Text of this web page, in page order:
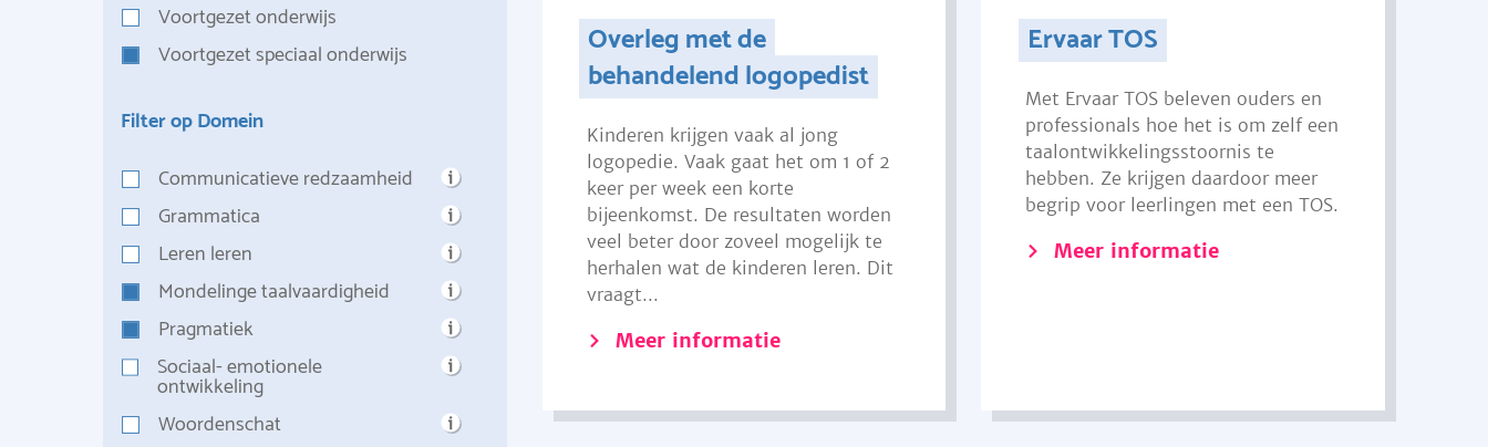
Voortgezet onderwijs
Voortgezet speciaal onderwijs
Filter op Domein
Communicatieve redzaamheid
Grammatica
Leren leren
Mondelinge taalvaardigheid
Pragmatiek
Sociaal- emotionele
ontwikkeling
Woordenschat
Overleg met de
behandelend logopedist
Kinderen krijgen vaak al jong
logopedie. Vaak gaat het om 1 of 2
keer per week een korte
bijeenkomst. De resultaten worden
veel beter door zoveel mogelijk te
herhalen wat de kinderen leren. Dit
vraagt...
Meer informatie
Ervaar TOS
Met Ervaar TOS beleven ouders en
professionals hoe het is om zelf een
taalontwikkelingsstoornis te
hebben. Ze krijgen daardoor meer
begrip voor leerlingen met een TOS.
Meer informatie